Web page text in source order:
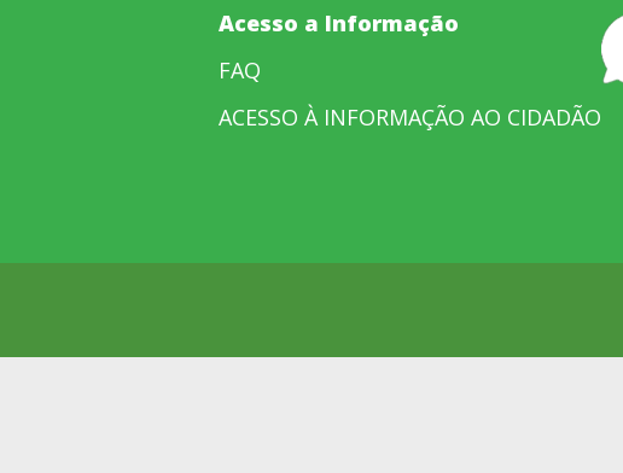
Acesso a Informação
FAQ
ACESSO À INFORMAÇÃO AO CIDADÃO